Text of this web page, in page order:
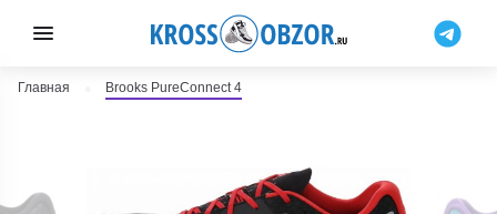
Главная Brooks PureConnect 4